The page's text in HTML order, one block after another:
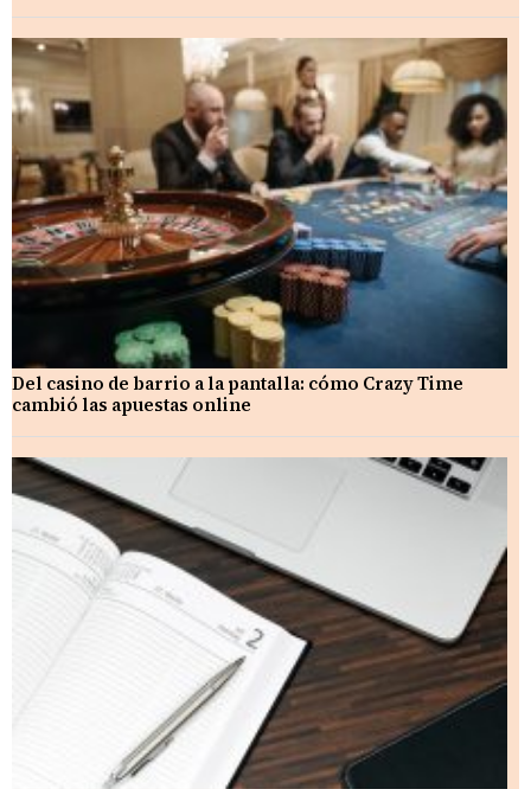
Del casino de barrio a la pantalla: cómo Crazy Time
cambió las apuestas online